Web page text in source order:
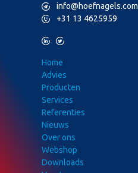
M info@hoefnagels.com
P +31 13 4625959
L T
Home
Advies
Producten
Services
Referenties
Nieuws
Over ons
Webshop
Downloads